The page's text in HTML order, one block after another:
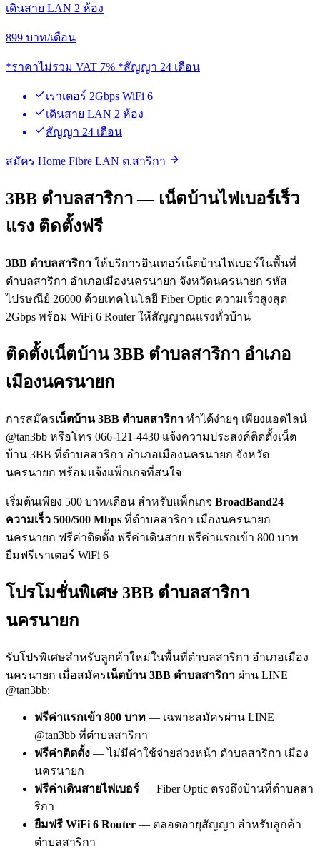
เดินสาย LAN 2 ห้อง
899 บาท/เดือน
*ราคาไม่รวม VAT 7% *สัญญา 24 เดือน
เราเตอร์ 2Gbps WiFi 6
เดินสาย LAN 2 ห้อง
สัญญา 24 เดือน
สมัคร Home Fibre LAN ต.สาริกา
3BB ตำบลสาริกา — เน็ตบ้านไฟเบอร์เร็ว
แรง ติดตั้งฟรี
3BB ตำบลสาริกา ให้บริการอินเทอร์เน็ตบ้านไฟเบอร์ในพื้นที่
ตำบลสาริกา อำเภอเมืองนครนายก จังหวัดนครนายก รหัส
ไปรษณีย์ 26000 ด้วยเทคโนโลยี Fiber Optic ความเร็วสูงสุด
2Gbps พร้อม WiFi 6 Router ให้สัญญาณแรงทั่วบ้าน
ติดตั้งเน็ตบ้าน 3BB ตำบลสาริกา อำเภอ
เมืองนครนายก
การสมัครเน็ตบ้าน 3BB ตำบลสาริกา ทำได้ง่ายๆ เพียงแอดไลน์
@tan3bb หรือโทร 066-121-4430 แจ้งความประสงค์ติดตั้งเน็ต
บ้าน 3BB ที่ตำบลสาริกา อำเภอเมืองนครนายก จังหวัด
นครนายก พร้อมแจ้งแพ็กเกจที่สนใจ
เริ่มต้นเพียง 500 บาท/เดือน สำหรับแพ็กเกจ BroadBand24
ความเร็ว 500/500 Mbps ที่ตำบลสาริกา เมืองนครนายก
นครนายก ฟรีค่าติดตั้ง ฟรีค่าเดินสาย ฟรีค่าแรกเข้า 800 บาท
ยืมฟรีเราเตอร์ WiFi 6
โปรโมชั่นพิเศษ 3BB ตำบลสาริกา
นครนายก
รับโปรพิเศษสำหรับลูกค้าใหม่ในพื้นที่ตำบลสาริกา อำเภอเมือง
นครนายก เมื่อสมัครเน็ตบ้าน 3BB ตำบลสาริกา ผ่าน LINE
@tan3bb:
ฟรีค่าแรกเข้า 800 บาท — เฉพาะสมัครผ่าน LINE
@tan3bb ที่ตำบลสาริกา
ฟรีค่าติดตั้ง — ไม่มีค่าใช้จ่ายล่วงหน้า ตำบลสาริกา เมือง
นครนายก
ฟรีค่าเดินสายไฟเบอร์ — Fiber Optic ตรงถึงบ้านที่ตำบลสา
ริกา
ยืมฟรี WiFi 6 Router — ตลอดอายุสัญญา สำหรับลูกค้า
ตำบลสาริกา